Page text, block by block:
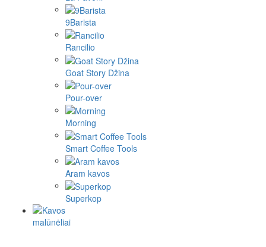
9Barista
Rancilio
Goat Story Džina
Pour-over
Morning
Smart Coffee Tools
Aram kavos
Superkop